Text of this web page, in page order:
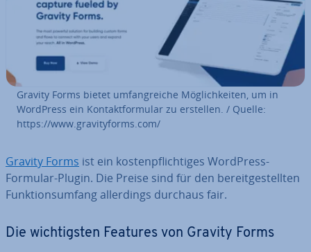
Gravity Forms bietet um­fang­rei­che Mög­lich­kei­ten, um in
WordPress ein Kon­takt­for­mu­lar zu erstellen. / Quelle:
https://www.gra­vi­ty­forms.com/
Gravity Forms ist ein kos­ten­pflich­ti­ges WordPress-
Formular-Plugin. Die Preise sind für den be­reit­ge­stell­ten
Funk­ti­ons­um­fang al­ler­dings durchaus fair.
Die wich­tigs­ten Features von Gravity Forms